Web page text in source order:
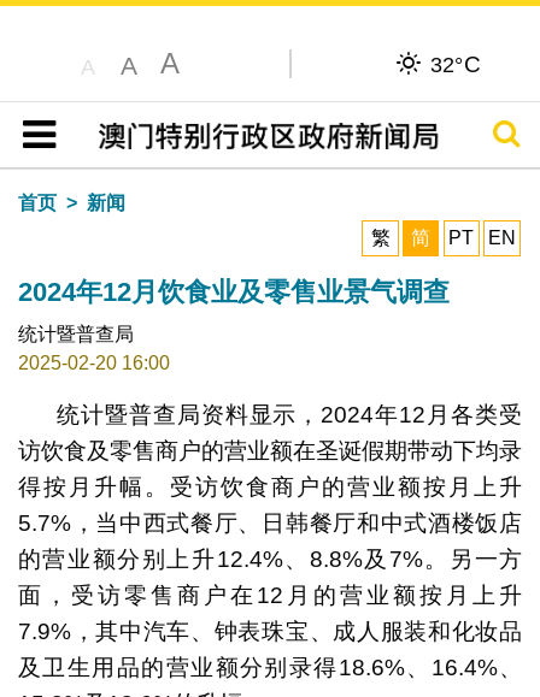
A A A 32°C
目录
搜寻
首页
新闻
繁
简 PT EN
2024年12月饮食业及零售业景气调查
统计暨普查局
2025-02-20 16:00
统计暨普查局资料显示，2024年12月各类受
访饮食及零售商户的营业额在圣诞假期带动下均录
得按月升幅。受访饮食商户的营业额按月上升
5.7%，当中西式餐厅、日韩餐厅和中式酒楼饭店
的营业额分别上升12.4%、8.8%及7%。另一方
面，受访零售商户在12月的营业额按月上升
7.9%，其中汽车、钟表珠宝、成人服装和化妆品
及卫生用品的营业额分别录得18.6%、16.4%、